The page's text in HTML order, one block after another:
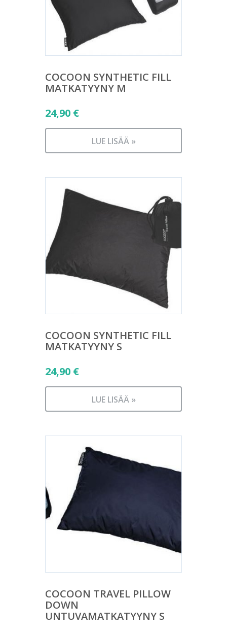
COCOON SYNTHETIC FILL
MATKATYYNY M
24,90 €
LUE LISÄÄ »
COCOON SYNTHETIC FILL
MATKATYYNY S
24,90 €
LUE LISÄÄ »
COCOON TRAVEL PILLOW
DOWN
UNTUVAMATKATYYNY S